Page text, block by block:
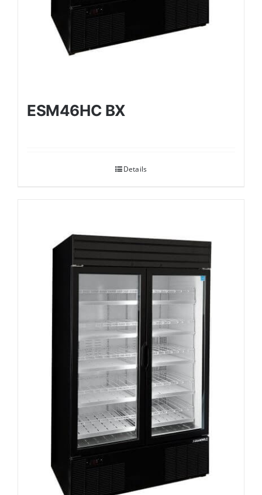
ESM46HC BX
Details